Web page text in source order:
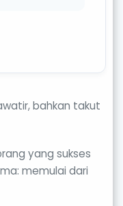
bahkan takut
yang sukses
memulai dari